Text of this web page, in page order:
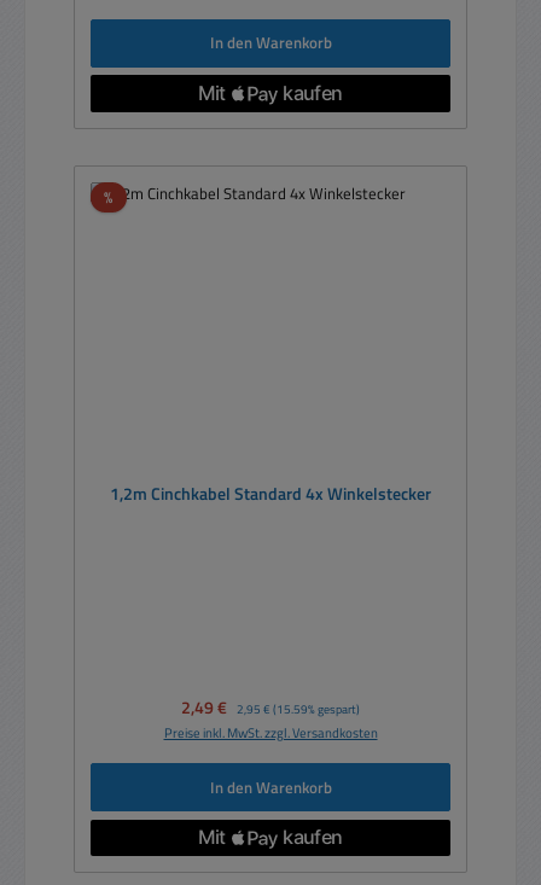
In den Warenkorb
%Rabatt
1,2m Cinchkabel Standard 4x Winkelstecker
Verkaufspreis:
2,49 € Regulärer Preis:
2,95 € (15.59% gespart)
Preise inkl. MwSt. zzgl. Versandkosten
In den Warenkorb